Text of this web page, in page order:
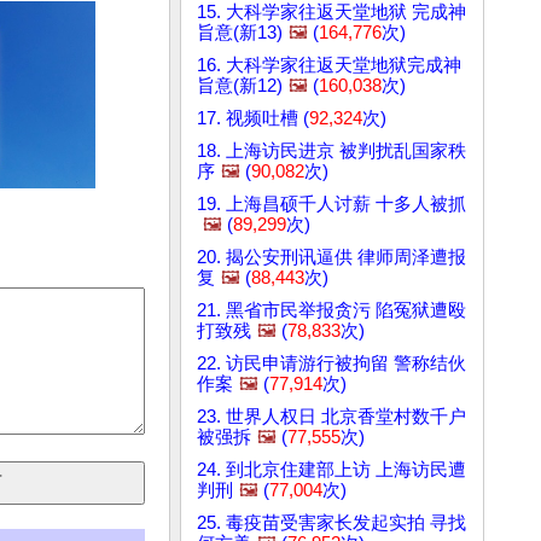
15. 大科学家往返天堂地狱 完成神
旨意(新13) 🖼️ (164,776次)
16. 大科学家往返天堂地狱完成神
旨意(新12) 🖼️ (160,038次)
17. 视频吐槽 (92,324次)
18. 上海访民进京 被判扰乱国家秩
序 🖼️ (90,082次)
19. 上海昌硕千人讨薪 十多人被抓
🖼️ (89,299次)
20. 揭公安刑讯逼供 律师周泽遭报
复 🖼️ (88,443次)
21. 黑省市民举报贪污 陷冤狱遭殴
打致残 🖼️ (78,833次)
22. 访民申请游行被拘留 警称结伙
作案 🖼️ (77,914次)
23. 世界人权日 北京香堂村数千户
被强拆 🖼️ (77,555次)
24. 到北京住建部上访 上海访民遭
判刑 🖼️ (77,004次)
25. 毒疫苗受害家长发起实拍 寻找